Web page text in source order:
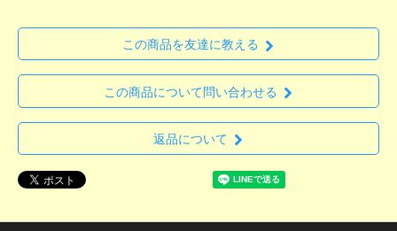
この商品を友達に教える
この商品について問い合わせる
返品について